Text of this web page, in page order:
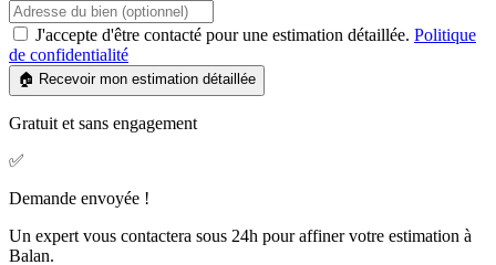
J'accepte d'être contacté pour une estimation détaillée. Politique
de confidentialité
🏠 Recevoir mon estimation détaillée
Gratuit et sans engagement
✅
Demande envoyée !
Un expert vous contactera sous 24h pour affiner votre estimation à
Balan.